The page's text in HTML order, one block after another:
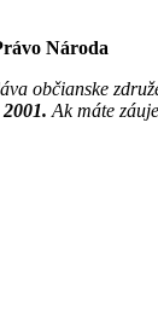
Národa
občianske
Ak máte